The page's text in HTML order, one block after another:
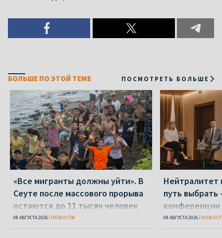
БОЛЬШЕ ПО ЭТОЙ ТЕМЕ ПОСМОТРЕТЬ БОЛЬШЕ
«Все мигранты должны уйти». В
Сеуте после массового прорыва
остаются до 11 тысяч человек
08 АВГУСТА 2026 НОВОСТИ
Нейтралитет
путь выбрать
конференции
08 АВГУСТА 2026